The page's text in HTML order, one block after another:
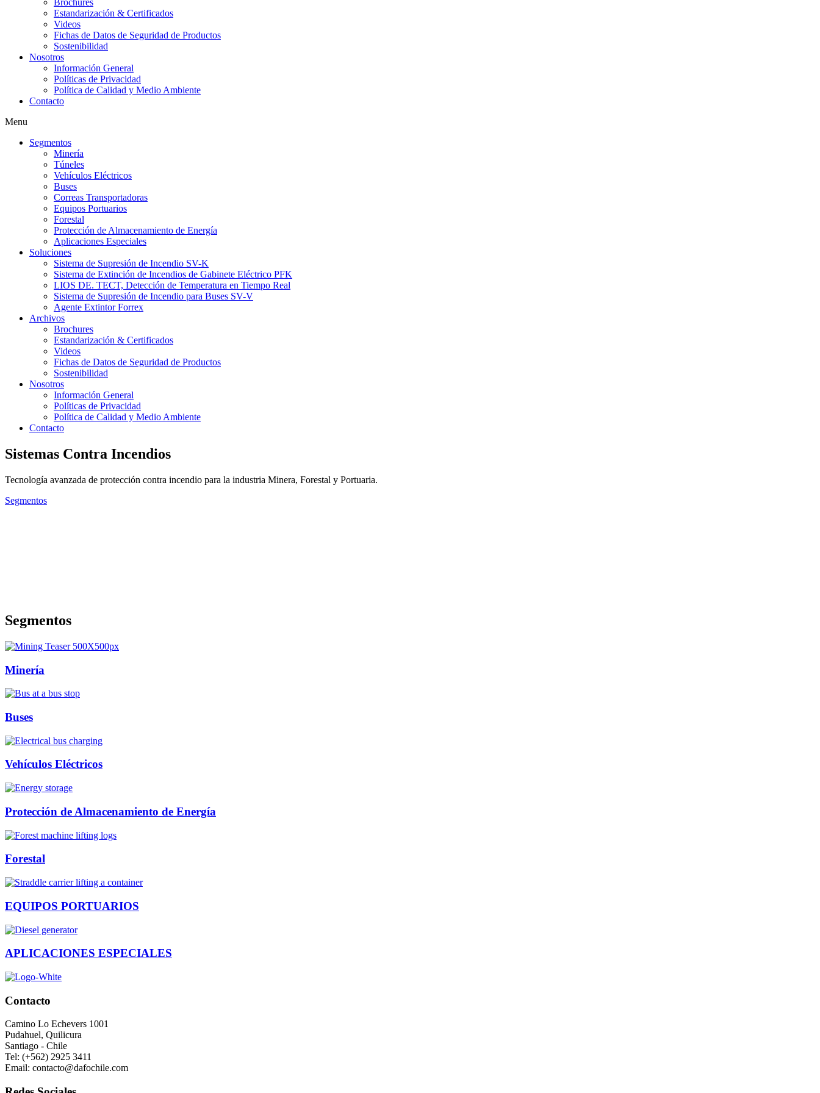
Brochures
Estandarización & Certificados
Videos
Fichas de Datos de Seguridad de Productos
Sostenibilidad
Nosotros
Información General
Políticas de Privacidad
Política de Calidad y Medio Ambiente
Contacto
Menu
Segmentos
Minería
Túneles
Vehículos Eléctricos
Buses
Correas Transportadoras
Equipos Portuarios
Forestal
Protección de Almacenamiento de Energía
Aplicaciones Especiales
Soluciones
Sistema de Supresión de Incendio SV-K
Sistema de Extinción de Incendios de Gabinete Eléctrico PFK
LIOS DE. TECT, Detección de Temperatura en Tiempo Real
Sistema de Supresión de Incendio para Buses SV-V
Agente Extintor Forrex
Archivos
Brochures
Estandarización & Certificados
Videos
Fichas de Datos de Seguridad de Productos
Sostenibilidad
Nosotros
Información General
Políticas de Privacidad
Política de Calidad y Medio Ambiente
Contacto
Sistemas Contra Incendios
Tecnología avanzada de protección contra incendio para la industria Minera, Forestal y Portuaria.
Segmentos
Segmentos
Minería
Buses
Vehículos Eléctricos
Protección de Almacenamiento de Energía
Forestal
EQUIPOS PORTUARIOS
APLICACIONES ESPECIALES
Contacto
Camino Lo Echevers 1001
Pudahuel, Quilicura
Santiago - Chile
Tel: (+562) 2925 3411
Email: contacto@dafochile.com